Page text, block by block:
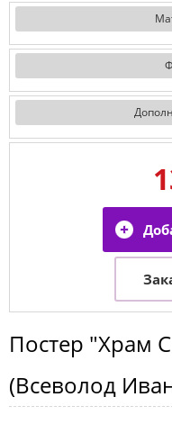
Постер "Храм
(Всеволод